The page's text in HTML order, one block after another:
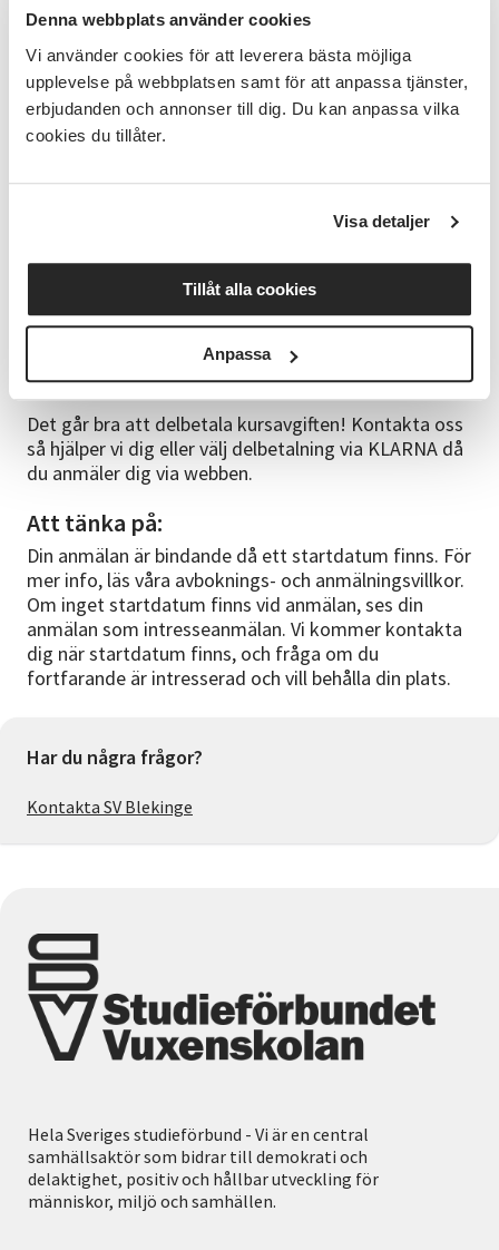
Denna webbplats använder cookies
Vi använder cookies för att leverera bästa möjliga
upplevelse på webbplatsen samt för att anpassa tjänster,
erbjudanden och annonser till dig. Du kan anpassa vilka
cookies du tillåter.
Visa detaljer
Tillåt alla cookies
Anpassa
Du behöver allmänna datorkunskaper då du kommer
gång. Du bör ha släktforskat nogån termin innan.
Utöver kursavgiften tillkommer abonnemangsavgift
för Akriv Digital med 495 kr, som gäller i 13 veckor.
Kostnaden faktureras efter du aktiverat ditt
använda programmen på din hemdator.
Åsa är en erfaren släktforskare som hållit på att
forska sedan lång tid tillbaka. Åsa har varit
cirkelledare hos SV i många år och är en uppskattad
Bra att veta:
Det går bra att delbetala kursavgiften! Kontakta oss
så hjälper vi dig eller välj delbetalning via KLARNA då
du anmäler dig via webben.
Att tänka på:
Din anmälan är bindande då ett startdatum finns. För
mer info, läs våra avboknings- och anmälningsvillkor.
Om inget startdatum finns vid anmälan, ses din
anmälan som intresseanmälan. Vi kommer kontakta
dig när startdatum finns, och fråga om du
fortfarande är intresserad och vill behålla din plats.
Har du några frågor?
Kontakta SV Blekinge
Hela Sveriges studieförbund - Vi är en central
samhällsaktör som bidrar till demokrati och
delaktighet, positiv och hållbar utveckling för
människor, miljö och samhällen.